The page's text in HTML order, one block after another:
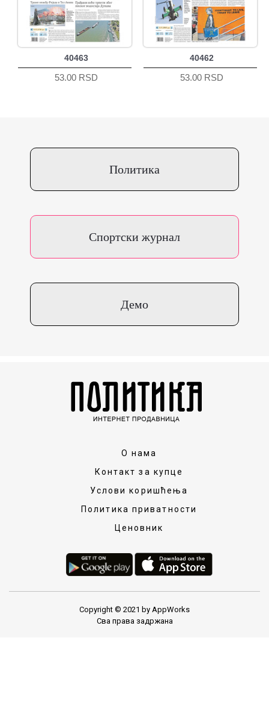
40463
53.00 RSD
40462
53.00 RSD
Политика
Спортски журнал
Демо
О нама
Контакт за купце
Услови коришћења
Политика приватности
Ценовник
Copyright © 2021 by AppWorks
Сва права задржана